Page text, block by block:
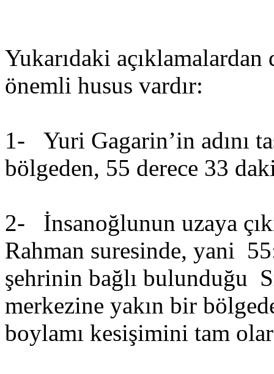
Yukarıdaki
önemli husus vardır:
1- Yuri Gagarin’in adını
bölgeden, 55 derece 33
2- İnsanoğlunun uzaya
Rahman suresinde, yani
şehrinin bağlı bulunduğu
merkezine yakın bir
boylamı kesişimini tam